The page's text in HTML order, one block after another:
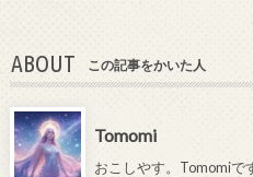
ABOUT この記事をかいた人
Tomomi
おこしやす。Tomomi